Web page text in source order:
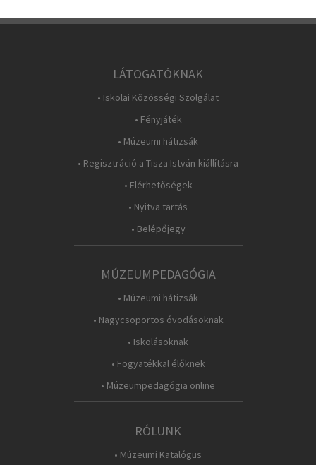
LÁTOGATÓKNAK
• Iskolai Közösségi Szolgálat
• Fényjáték
• Múzeumi hátizsák
• Regisztráció a Tisza István-kiállításra
• Elérhetőségek
• Nyitva tartás
• Belépőjegy
MÚZEUMPEDAGÓGIA
• Múzeumi hátizsák
• Nagycsoportos óvodásoknak
• Iskolásoknak
• Fogyatékkal élőknek
• Múzeumpedagógia online
RÓLUNK
• Múzeumi Katalógus